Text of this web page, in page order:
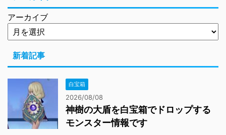
メインストーリーはバージョン8.4で
完結予定です
2026/08/06